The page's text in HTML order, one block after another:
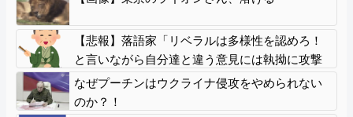
【悲報】落語家「リベラルは多様性を認めろ！
と言いながら自分達と違う意見には執拗に攻撃
してくる！」ｗｗｗｗｗｗｗｗｗｗｗｗｗｗ
なぜプーチンはウクライナ侵攻をやめられない
のか？！